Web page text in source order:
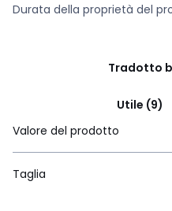
Durata della proprietà del
Tradotto
Utile (9)
Valore del prodotto
Taglia